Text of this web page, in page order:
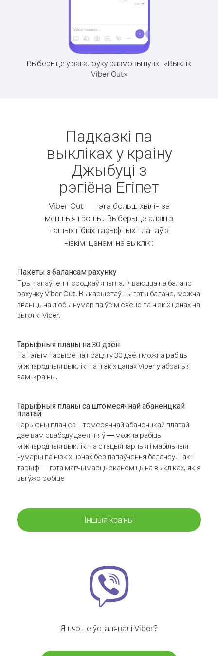
Выберыце ў загалоўку размовы пункт «Выклік
Viber Out»
Падказкі па
выкліках у краіну
Джыбуці з
рэгіёна Егіпет
Viber Out — гэта больш хвілін за
меншыя грошы. Выберыце адзін з
нашых гібкіх тарыфных планаў з
нізкімі цэнамі на выклікі:
Пакеты з балансам рахунку
Пры папаўненні сродкаў яны налічваюцца на баланс
рахунку Viber Out. Выкарыстаўшы гэты баланс, можна
званіць на любы нумар па ўсім свеце па нізкіх цэнах на
выклікі Viber.
Тарыфныя планы на 30 дзён
На гэтым тарыфе на працягу 30 дзён можна рабіць
міжнародныя выклікі па нізкіх цэнах Viber у абраныя
вамі краіны.
Тарыфныя планы са штомесячнай абаненцкай
платай
Тарыфны план са штомесячнай абаненцкай платай
дае вам свабоду дзеянняў — можна рабіць
міжнародныя выклікі на стацыянарныя і мабільныя
нумары па нізкіх цэнах без папаўнення балансу. Такі
тарыф — гэта магчымасць эканоміць на выкліках, якія
вы ўжо робіце
Іншыя краіны
Яшчэ не ўсталявалі Viber?